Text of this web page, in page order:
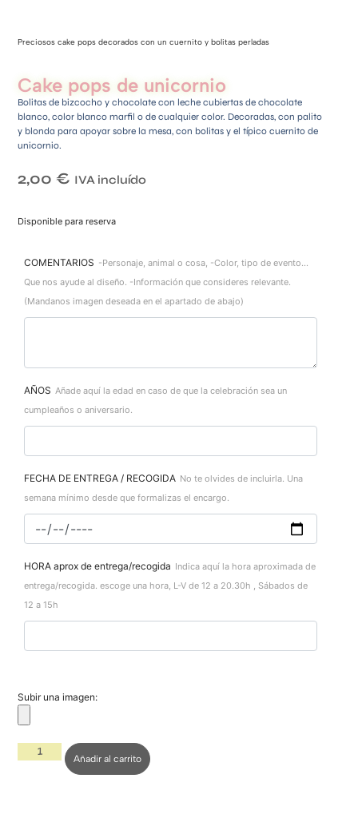
Preciosos cake pops decorados con un cuernito y bolitas perladas
Cake pops de unicornio
Bolitas de bizcocho y chocolate con leche cubiertas de chocolate
blanco, color blanco marfil o de cualquier color. Decoradas, con palito
y blonda para apoyar sobre la mesa, con bolitas y el típico cuernito de
unicornio.
2,00 € IVA incluído
Disponible para reserva
COMENTARIOS -Personaje, animal o cosa, -Color, tipo de evento...
Que nos ayude al diseño. -Información que consideres relevante.
(Mandanos imagen deseada en el apartado de abajo)
AÑOS Añade aquí la edad en caso de que la celebración sea un
cumpleaños o aniversario.
FECHA DE ENTREGA / RECOGIDA No te olvides de incluirla. Una
semana mínimo desde que formalizas el encargo.
HORA aprox de entrega/recogida Indica aquí la hora aproximada de
entrega/recogida. escoge una hora, L-V de 12 a 20.30h , Sábados de
12 a 15h
Subir una imagen:
Añadir al carrito